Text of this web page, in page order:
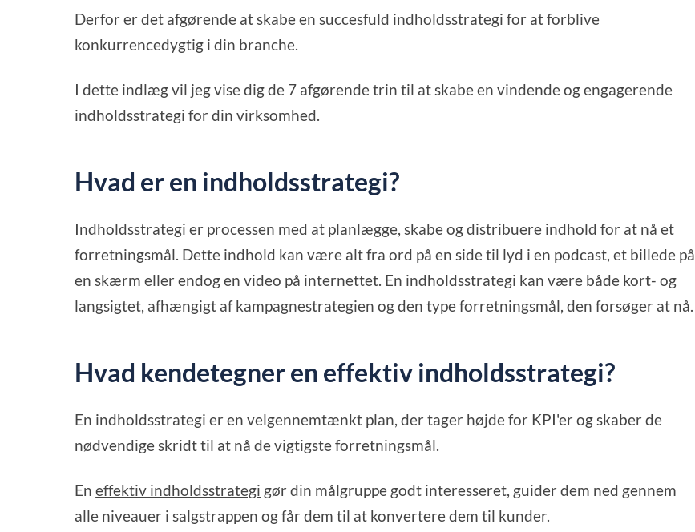
Derfor er det afgørende at skabe en succesfuld indholdsstrategi for at forblive
konkurrencedygtig i din branche.
I dette indlæg vil jeg vise dig de 7 afgørende trin til at skabe en vindende og engagerende
indholdsstrategi for din virksomhed.
Hvad er en indholdsstrategi?
Indholdsstrategi er processen med at planlægge, skabe og distribuere indhold for at nå et
forretningsmål. Dette indhold kan være alt fra ord på en side til lyd i en podcast, et billede på
en skærm eller endog en video på internettet. En indholdsstrategi kan være både kort- og
langsigtet, afhængigt af kampagnestrategien og den type forretningsmål, den forsøger at nå.
Hvad kendetegner en effektiv indholdsstrategi?
En indholdsstrategi er en velgennemtænkt plan, der tager højde for KPI'er og skaber de
nødvendige skridt til at nå de vigtigste forretningsmål.
Eneffektiv indholdsstrategi gør din målgruppe godt interesseret, guider dem ned gennem
alle niveauer i salgstrappen og får dem til at konvertere dem til kunder.